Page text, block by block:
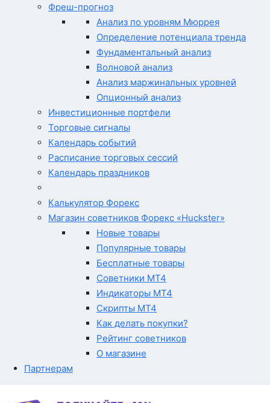
Фреш-прогноз
Анализ по уровням Мюррея
Определение потенциала тренда
Фундаментальный анализ
Волновой анализ
Анализ маржинальных уровней
Опционный анализ
Инвестиционные портфели
Торговые сигналы
Календарь событий
Расписание торговых сессий
Календарь праздников
Калькулятор Форекс
Магазин советников Форекс «Huckster»
Новые товары
Популярные товары
Бесплатные товары
Советники MT4
Индикаторы MT4
Скрипты MT4
Как делать покупки?
Рейтинг советников
О магазине
Партнерам